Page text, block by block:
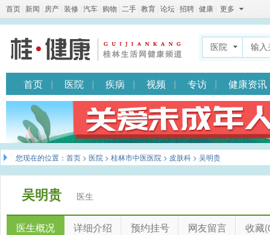
首页 新闻 房产 装修 汽车 购物 二手 教育 论坛 招聘 健康 更多
医院
首页 医院 疾病 视频 专访 健康资讯
您现在的位置： 首页 > 医院 > 桂林市中医医院 > 皮肤科 > 吴明贵
吴明贵 医生
医生概况 详细介绍 预约挂号 网友留言 收藏